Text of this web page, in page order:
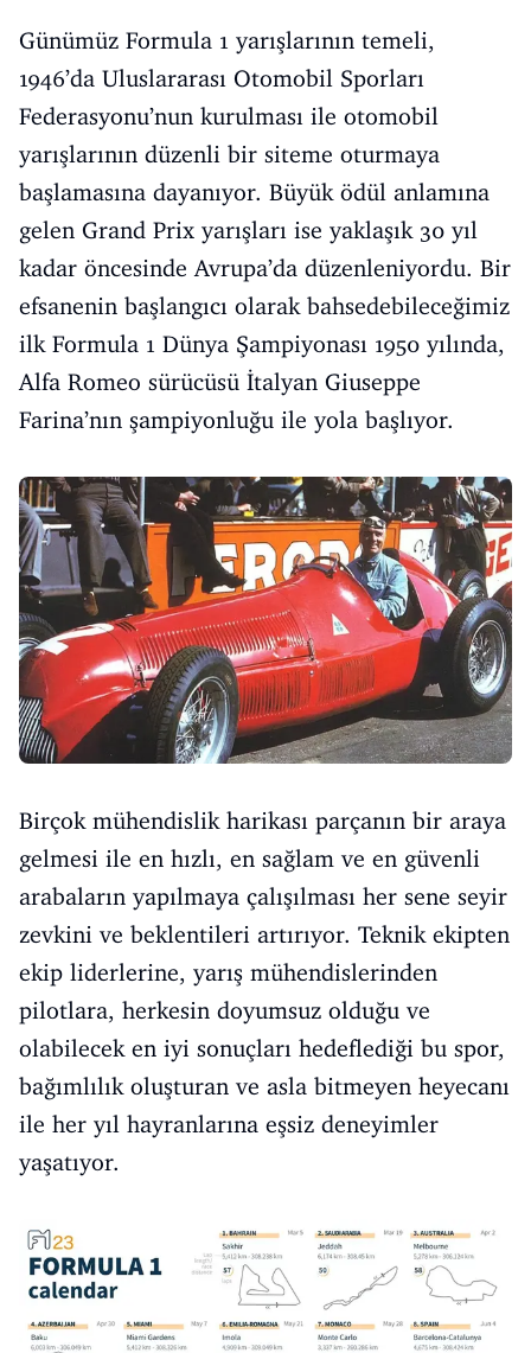
Günümüz Formula 1 yarışlarının temeli,
1946’da Uluslararası Otomobil Sporları
Federasyonu’nun kurulması ile otomobil
yarışlarının düzenli bir siteme oturmaya
başlamasına dayanıyor. Büyük ödül anlamına
gelen Grand Prix yarışları ise yaklaşık 30 yıl
kadar öncesinde Avrupa’da düzenleniyordu. Bir
efsanenin başlangıcı olarak bahsedebileceğimiz
ilk Formula 1 Dünya Şampiyonası 1950 yılında,
Alfa Romeo sürücüsü İtalyan Giuseppe
Farina’nın şampiyonluğu ile yola başlıyor.
Birçok mühendislik harikası parçanın bir araya
gelmesi ile en hızlı, en sağlam ve en güvenli
arabaların yapılmaya çalışılması her sene seyir
zevkini ve beklentileri artırıyor. Teknik ekipten
ekip liderlerine, yarış mühendislerinden
pilotlara, herkesin doyumsuz olduğu ve
olabilecek en iyi sonuçları hedeflediği bu spor,
bağımlılık oluşturan ve asla bitmeyen heyecanı
ile her yıl hayranlarına eşsiz deneyimler
yaşatıyor.